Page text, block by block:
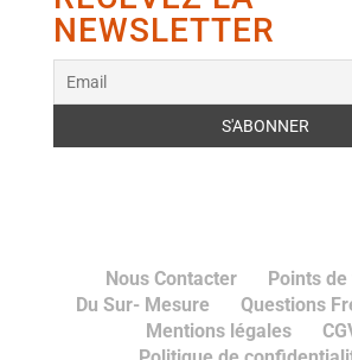
NEWSLETTER
Nous Contacter
Points de
Du Sur- Mesure
Questions
Mentions légales